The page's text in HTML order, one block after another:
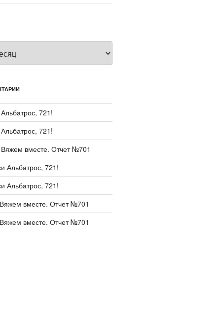
Альбатрос, 721!
Альбатрос, 721!
Вяжем вместе. Отчет №701
Альбатрос, 721!
Альбатрос, 721!
вместе. Отчет №701
вместе. Отчет №701